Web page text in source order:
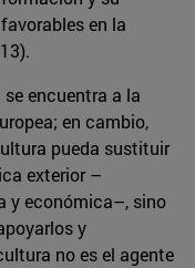
en la
encuentra a la
en cambio,
pueda sustituir
exterior –
y económica–, sino
y
no es el agente